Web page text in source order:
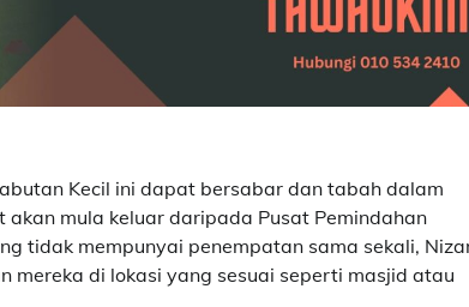
Kecil ini dapat bersabar dan tabah dalam
mula keluar daripada Pusat Pemindahan
tidak mempunyai penempatan sama sekali,
mereka di lokasi yang sesuai seperti masjid atau